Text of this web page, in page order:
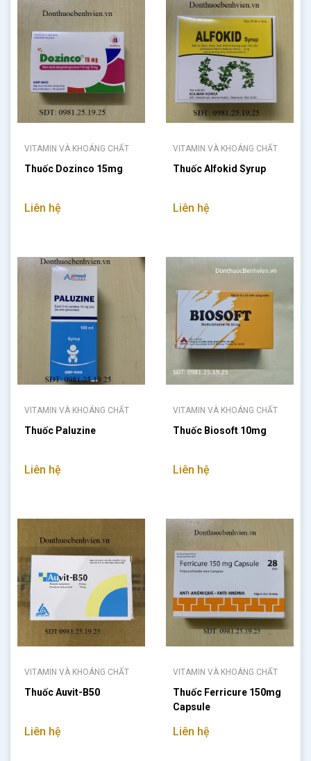
VITAMIN VÀ KHOÁNG CHẤT
Thuốc Dozinco 15mg
Liên hệ
VITAMIN VÀ KHOÁNG CHẤT
Thuốc Alfokid Syrup
Liên hệ
VITAMIN VÀ KHOÁNG CHẤT
Thuốc Paluzine
Liên hệ
VITAMIN VÀ KHOÁNG CHẤT
Thuốc Biosoft 10mg
Liên hệ
VITAMIN VÀ KHOÁNG CHẤT
Thuốc Auvit-B50
Liên hệ
VITAMIN VÀ KHOÁNG CHẤT
Thuốc Ferricure 150mg
Capsule
Liên hệ